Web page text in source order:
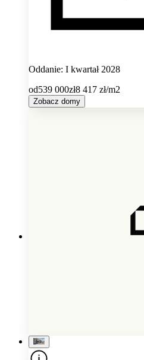
Oddanie: I kwartał 2028
od539 000zł8 417 zł/m2
Zobacz domy